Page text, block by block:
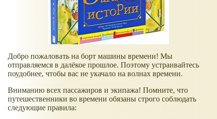
Добро пожаловать на борт машины времени! Мы
отправляемся в далёкое прошлое. Поэтому устраивайтесь
поудобнее, чтобы вас не укачало на волнах времени.
Вниманию всех пассажиров и экипажа! Помните, что
путешественники во времени обязаны строго соблюдать
следующие правила: